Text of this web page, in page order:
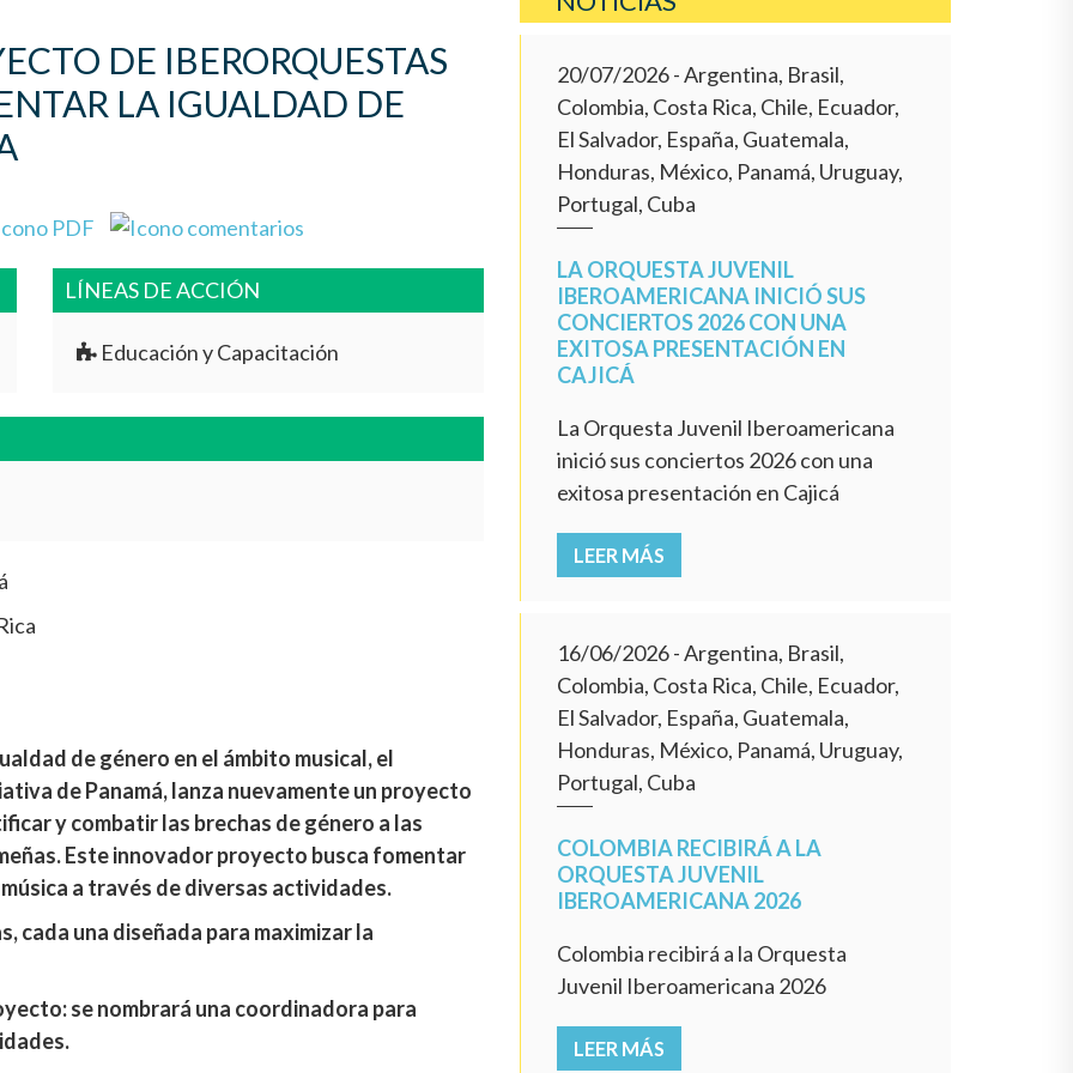
DE IBERORQUESTAS
LA IGUALDAD DE
LÍNEAS DE ACCIÓN
Educación y Capacitación
de género en el ámbito musical, el
de Panamá, lanza nuevamente un proyecto
y combatir las brechas de género a las
Este innovador proyecto busca fomentar
a través de diversas actividades.
cada una diseñada para maximizar la
se nombrará una coordinadora para
20/07/2026- Argentina, Brasil,
Colombia, Costa Rica, Chile, Ecuador,
El Salvador, España, Guatemala,
Honduras, México, Panamá, Uruguay,
Portugal, Cuba
LA ORQUESTA JUVENIL
IBEROAMERICANA INICIÓ SUS
CONCIERTOS 2026 CON UNA
EXITOSA PRESENTACIÓN EN
CAJICÁ
La Orquesta Juvenil Iberoamericana
inició sus conciertos 2026 con una
exitosa presentación en Cajicá
LEER MÁS
16/06/2026- Argentina, Brasil,
Colombia, Costa Rica, Chile, Ecuador,
El Salvador, España, Guatemala,
Honduras, México, Panamá, Uruguay,
Portugal, Cuba
COLOMBIA RECIBIRÁ A LA
ORQUESTA JUVENIL
IBEROAMERICANA 2026
Colombia recibirá a la Orquesta
Juvenil Iberoamericana 2026
LEER MÁS